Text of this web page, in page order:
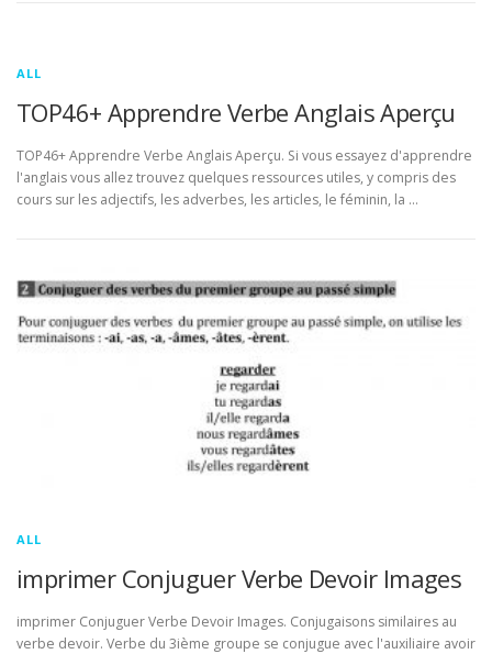
ALL
TOP46+ Apprendre Verbe Anglais Aperçu
TOP46+ Apprendre Verbe Anglais Aperçu. Si vous essayez d'apprendre
l'anglais vous allez trouvez quelques ressources utiles, y compris des
cours sur les adjectifs, les adverbes, les articles, le féminin, la …
ALL
imprimer Conjuguer Verbe Devoir Images
imprimer Conjuguer Verbe Devoir Images. Conjugaisons similaires au
verbe devoir. Verbe du 3ième groupe se conjugue avec l'auxiliaire avoir